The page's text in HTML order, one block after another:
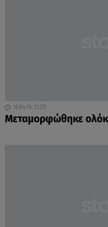
16.04.19, 13:25
Mεταμορφώθηκε